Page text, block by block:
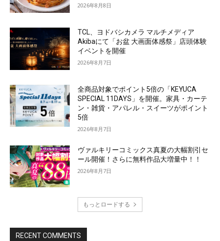
2026年8月8日
TCL、ヨドバシカメラ マルチメディア
Akibaにて「お盆 大画面体感祭」店頭体験
イベントを開催
2026年8月7日
全商品対象でポイント5倍の「KEYUCA
SPECIAL 11DAYS」を開催。家具・カーテ
ン・雑貨・アパレル・スイーツがポイント
5倍
2026年8月7日
ヴァルキリーコミックス真夏の大幅割引セ
ール開催！さらに無料作品大増量中！！
2026年8月7日
もっとロードする
RECENT COMMENTS